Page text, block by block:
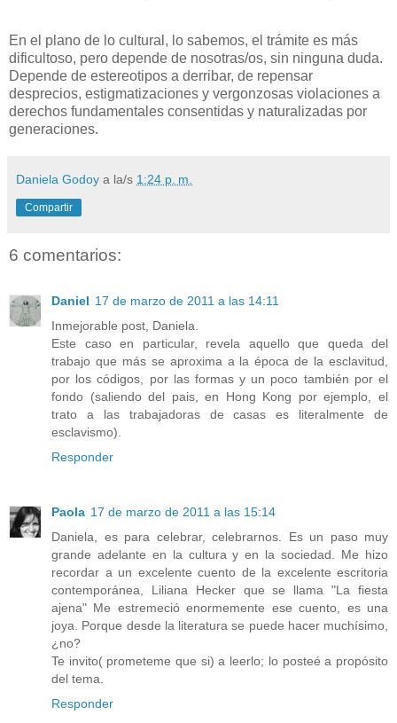
En el plano de lo cultural, lo sabemos, el trámite es más
dificultoso, pero depende de nosotras/os, sin ninguna duda.
Depende de estereotipos a derribar, de repensar
desprecios, estigmatizaciones y vergonzosas violaciones a
derechos fundamentales consentidas y naturalizadas por
generaciones.
Daniela Godoy a la/s 1:24 p. m.
Compartir
6 comentarios:
Daniel 17 de marzo de 2011 a las 14:11
Inmejorable post, Daniela.
Este caso en particular, revela aquello que queda del
trabajo que más se aproxima a la época de la esclavitud,
por los códigos, por las formas y un poco también por el
fondo (saliendo del pais, en Hong Kong por ejemplo, el
trato a las trabajadoras de casas es literalmente de
esclavismo).
Responder
Paola 17 de marzo de 2011 a las 15:14
Daniela, es para celebrar, celebrarnos. Es un paso muy
grande adelante en la cultura y en la sociedad. Me hizo
recordar a un excelente cuento de la excelente escritoria
contemporánea, Liliana Hecker que se llama "La fiesta
ajena" Me estremeció enormemente ese cuento, es una
joya. Porque desde la literatura se puede hacer muchísimo,
¿no?
Te invito( prometeme que si) a leerlo; lo posteé a propósito
del tema.
Responder